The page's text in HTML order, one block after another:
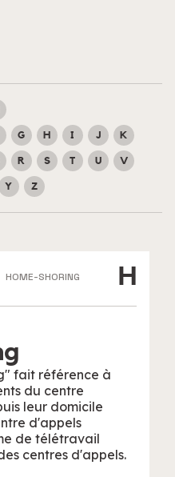
G H I J K
R S T U V
Y Z
HOME-SHORING H
fait référence à
du centre
leur domicile
d'appels
de télétravail
centres d'appels.